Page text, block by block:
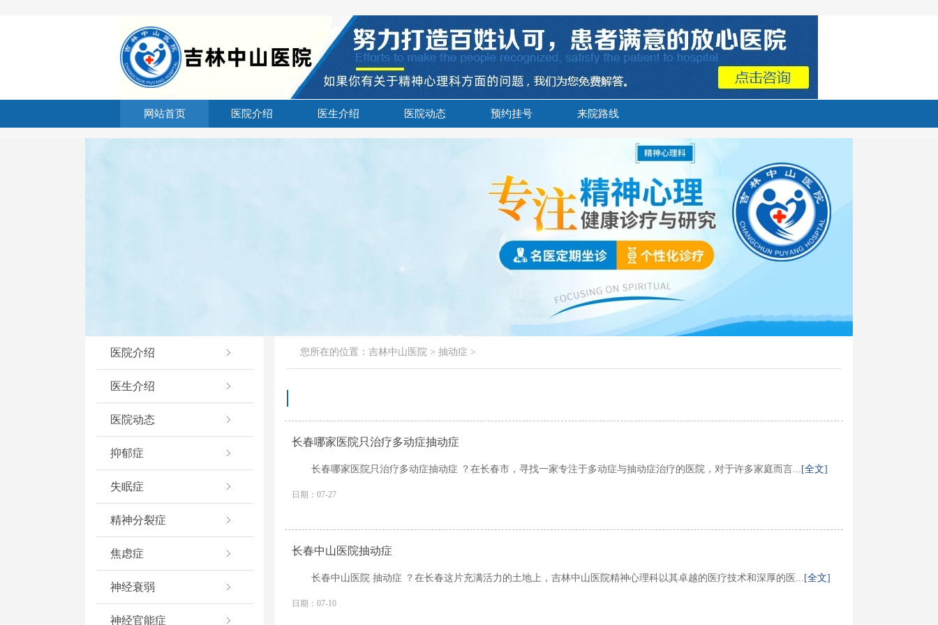
网站首页 医院介绍 医生介绍 医院动态 预约挂号 来院路线
医院介绍
医生介绍
医院动态
抑郁症
失眠症
精神分裂症
焦虑症
神经衰弱
神经官能症
您所在的位置： 吉林中山医院> 抽动症 >
长春哪家医院只治疗多动症抽动症
长春哪家医院只治疗多动症抽动症 ？在长春市，寻找一家专注于多动症与抽动症治疗的医院，对于许多家庭而言... [全文]
日期：07-27
长春中山医院抽动症
长春中山医院 抽动症 ？在长春这片充满活力的土地上，吉林中山医院精神心理科以其卓越的医疗技术和深厚的医... [全文]
日期：07-10